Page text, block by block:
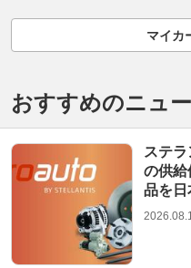
マイカ
おすすめのニュ
ステ
の供給
品を日